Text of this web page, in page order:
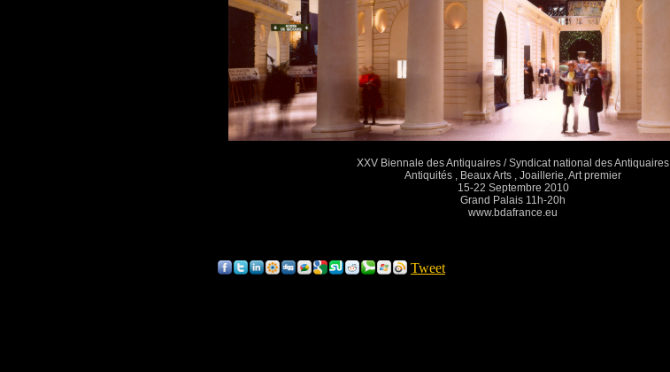
XXV Biennale des Antiquaires / Syndicat national des Antiquaires
Antiquités , Beaux Arts , Joaillerie, Art premier
15-22 Septembre 2010
Grand Palais 11h-20h
www.bdafrance.eu
Tweet